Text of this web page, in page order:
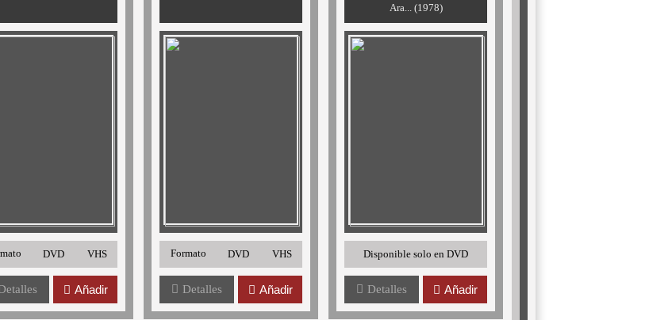
DVD VHS
Añadir
Formato DVD VHS
Detalles Añadir
Ara... (1978)
Disponible solo en DVD
Detalles Añadir